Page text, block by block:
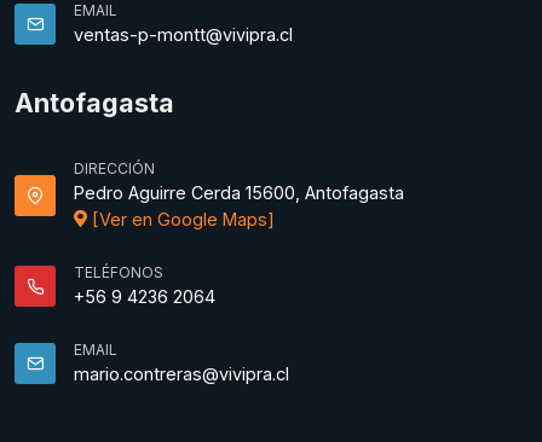
EMAIL
ventas-p-montt@vivipra.cl
Antofagasta
DIRECCIÓN
Pedro Aguirre Cerda 15600, Antofagasta
[Ver en Google Maps]
TELÉFONOS
+56 9 4236 2064
EMAIL
mario.contreras@vivipra.cl